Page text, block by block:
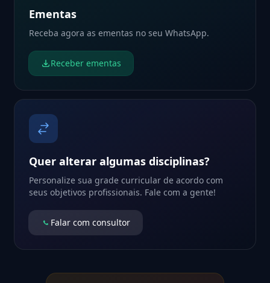
Ementas
Receba agora as ementas no seu WhatsApp.
Receber ementas
Quer alterar algumas disciplinas?
Personalize sua grade curricular de acordo com
seus objetivos profissionais. Fale com a gente!
Falar com consultor